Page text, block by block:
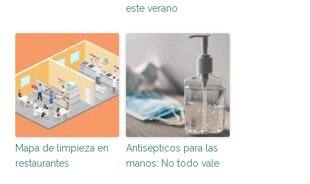
este verano
Mapa de limpieza en
restaurantes
Antisépticos para las
manos: No todo vale